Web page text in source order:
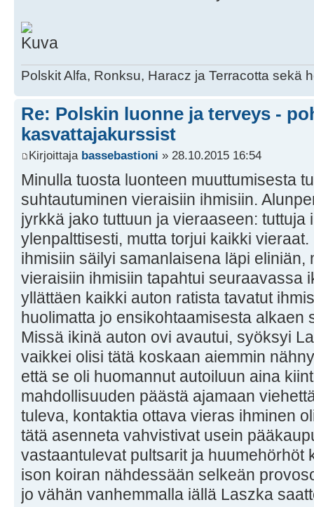
Polskit Alfa, Ronksu, Haracz ja Terracotta sekä
Re: Polskin luonne ja terveys -
kasvattajakurssist
Kirjoittaja bassebastioni » 28.10.2015 16:54
Minulla tuosta luonteen muuttumisesta
suhtautuminen vieraisiin ihmisiin.
jyrkkä jako tuttuun ja vieraaseen: tuttuja
ylenpalttisesti, mutta torjui kaikki
ihmisiin säilyi samanlaisena läpi eliniän,
vieraisiin ihmisiin tapahtui seuraavassa
yllättäen kaikki auton ratista tavatut
huolimatta jo ensikohtaamisesta alkaen
Missä ikinä auton ovi avautui, syöksyi
vaikkei olisi tätä koskaan aiemmin
että se oli huomannut autoiluun aina
mahdollisuuden päästä ajamaan
tuleva, kontaktia ottava vieras ihminen
tätä asenneta vahvistivat usein
vastaantulevat pultsarit ja huumehörhöt
ison koiran nähdessään selkeän
jo vähän vanhemmalla iällä Laszka